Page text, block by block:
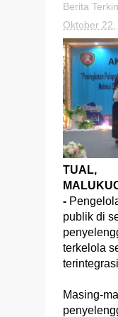
Berita
Oktober 22,
TUAL,
-
publik di
terkelola
Masing-